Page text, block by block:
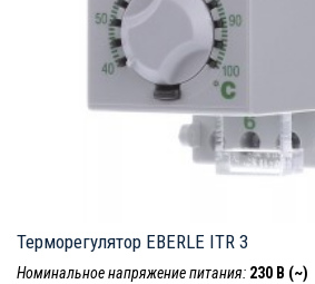
Терморегулятор EBERLE ITR 3
Номинальное напряжение питания: 230 В (~)